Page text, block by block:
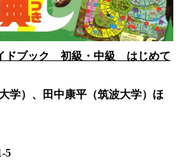
ドブック 初級・中級 はじめて
学）、田中康平（筑波大学）ほ
5